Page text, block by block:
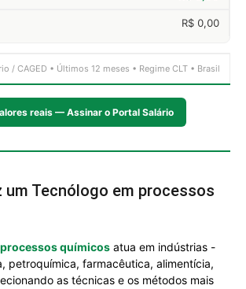
R$ 0,00
/ CAGED • Últimos 12 meses • Regime CLT • Brasil
reais — Assinar o Portal Salário
um Tecnólogo em processos
químicos atua em indústrias -
petroquímica, farmacêutica, alimentícia,
as técnicas e os métodos mais